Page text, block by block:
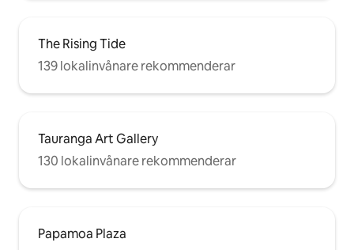
The Rising Tide
139 lokalinvånare rekommenderar
Tauranga Art Gallery
130 lokalinvånare rekommenderar
Papamoa Plaza